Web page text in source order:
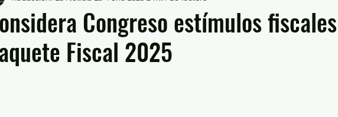
y Cultura Seguridad y Justicia
Congreso estímulos
Fiscal 2025